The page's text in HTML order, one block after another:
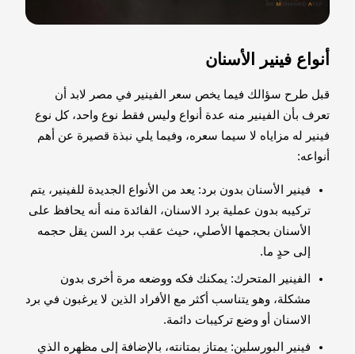
أنواع فينير الأسنان
قبل طرح سؤالك فيما يخص سعر الفينير في مصر لابد أن
تعرف بأن الفينير منه عدة أنواع وليس فقط نوع واحد، كل نوع
فينير له مزاياه لا سيما سعره، وفيما يلي نبذة قصيرة عن أهم
أنواعه:
فينير الأسنان بدون برد: يعد من الأنواع الجديدة للفينير، يتم
تركيبه بدون عملية برد الاسنان، الفائدة منه أنه يحافظ على
الأسنان بحجمها الأصلي، حيث عقب برد السن يقل حجمه
إلى حدٍ ما.
الفينير المتحرك: يمكنك فكه ووضعه مرة أخرى بدون
مشكلة، وهو يتناسب أكثر مع الأفراد الذين لا يرغبون في برد
الاسنان أو وضع تركيبات دائمة.
فينير البورسلين: يمتاز بمتانته، بالإضافة إلى مظهره الذي